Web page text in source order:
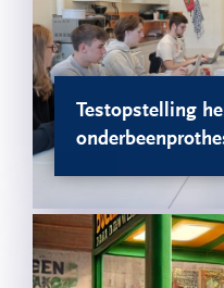
Testopstelling